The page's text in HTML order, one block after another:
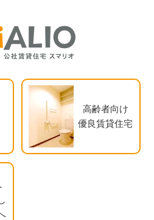
高齢者向け
優良賃貸住宅